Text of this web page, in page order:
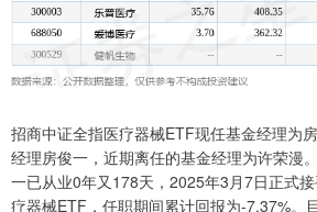
招商中证全指医疗器械ETF现任基金经理为
经理房俊一，近期离任的基金经理为许荣漫
一已从业0年又178天，2025年3月7日正式
疗器械ETF，任职期间累计回报为-7.37%。